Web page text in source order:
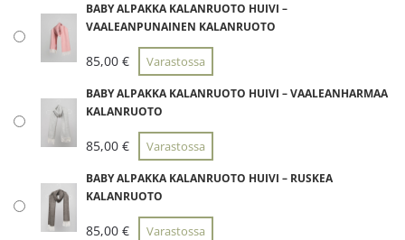
BABY ALPAKKA KALANRUOTO HUIVI –
VAALEANPUNAINEN KALANRUOTO
85,00 € Varastossa
BABY ALPAKKA KALANRUOTO HUIVI – VAALEANHARMAA
KALANRUOTO
85,00 € Varastossa
BABY ALPAKKA KALANRUOTO HUIVI – RUSKEA
KALANRUOTO
85,00 € Varastossa